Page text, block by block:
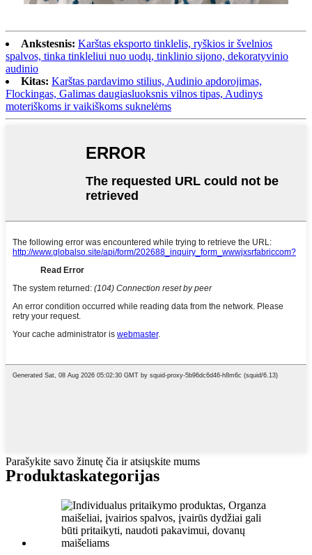
Ankstesnis: Karštas eksporto tinklelis, ryškios ir švelnios
spalvos, tinka tinkleliui nuo uodų, tinklinio sijono, dekoratyvinio
audinio
Kitas: Karštas pardavimo stilius, Audinio apdorojimas,
Flockingas, Galimas daugiasluoksnis vilnos tipas, Audinys
moteriškoms ir vaikiškoms suknelėms
Parašykite savo žinutę čia ir atsiųskite mums
Produktaskategorijas